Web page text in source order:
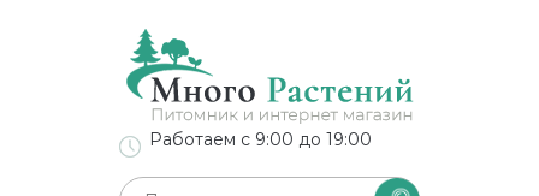
Работаем с 9:00 до 19:00